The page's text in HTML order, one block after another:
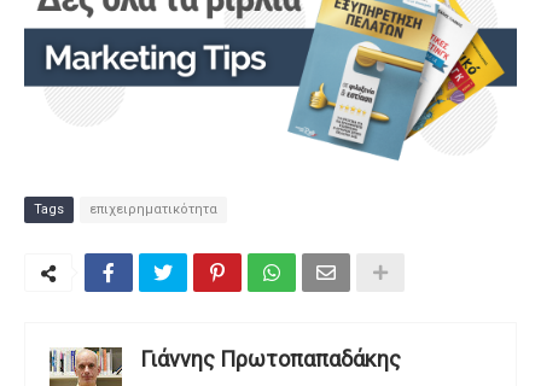
Tags επιχειρηματικότητα
Γιάννης Πρωτοπαπαδάκης